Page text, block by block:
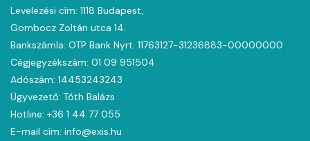
Levelezési cím: 1118 Budapest,
Gombocz Zoltán utca 14.
Bankszámla: OTP Bank Nyrt. 11763127-31236883-00000000
Cégjegyzékszám: 01 09 951504
Adószám: 14453243243
Ügyvezető: Tóth Balázs
Hotline: +36 1 44 77 055
E-mail cím: info@exis.hu